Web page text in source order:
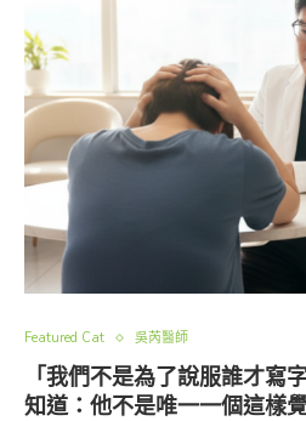
Featured Cat 吳芮醫師
「我們不是為了說服誰才寫
知道：他不是唯一一個這樣